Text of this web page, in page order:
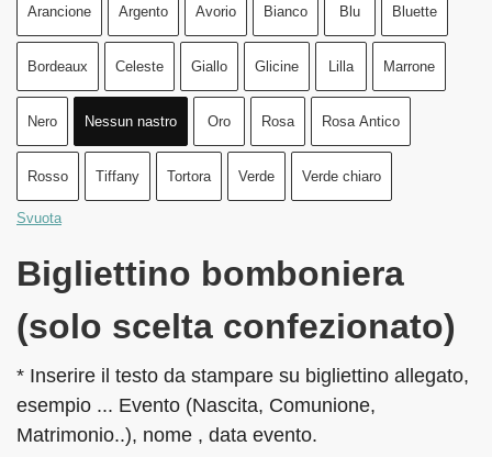
Arancione Argento Avorio Bianco Blu Bluette
Bordeaux Celeste Giallo Glicine Lilla Marrone
Nero Nessun nastro Oro Rosa Rosa Antico
Rosso Tiffany Tortora Verde Verde chiaro
Svuota
Bigliettino bomboniera
(solo scelta confezionato)
* Inserire il testo da stampare su bigliettino allegato,
esempio ... Evento (Nascita, Comunione,
Matrimonio..), nome , data evento.